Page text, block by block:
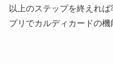
以上のステップを終えれ
プリでカルディカードの機